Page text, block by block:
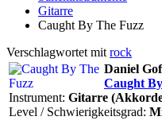
Gitarre
Caught By The Fuzz
Verschlagwortet mit rock
Daniel
Caught
Instrument: Gitarre
Level / Schwierigkeitsgrad: